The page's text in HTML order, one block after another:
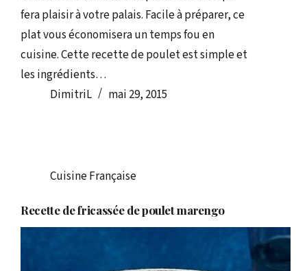
fera plaisir à votre palais. Facile à préparer, ce
plat vous économisera un temps fou en
cuisine. Cette recette de poulet est simple et
les ingrédients…
DimitriL
mai 29, 2015
Cuisine Française
Recette de fricassée de poulet marengo